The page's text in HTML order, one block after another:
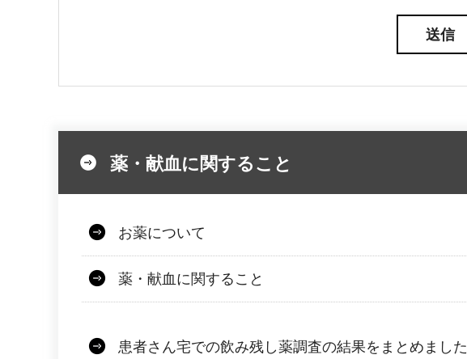
薬・献血に関すること
お薬について
薬・献血に関すること
患者さん宅での飲み残し薬調査の結果をまとめました